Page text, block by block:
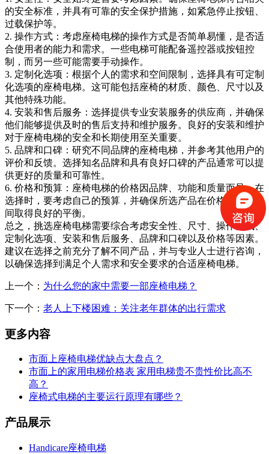
的安全标准，并具有可靠的安全保护措施，如紧急停止按钮、
过载保护等。
2. 操作方式：考虑座椅电梯的操作方式是否简单易懂，是否适
合使用者的能力和需求。一些电梯可能配备遥控器或按钮控
制，而另一些可能需要手动操作。
3. 定制化选项：根据个人的需求和空间限制，选择具有可定制
化选项的座椅电梯。这可能包括座椅的材质、颜色、尺寸以及
其他特殊功能。
4. 安装和售后服务：选择提供专业安装服务的供应商，并确保
他们能够提供及时的售后支持和维护服务。良好的安装和维护
对于座椅电梯的安全和长期使用至关重要。
5. 品牌和口碑：研究不同品牌的座椅电梯，并参考其他用户的
评价和反馈。选择知名品牌和具有良好口碑的产品通常可以提
供更好的质量和可靠性。
6. 价格和预算：座椅电梯的价格因品牌、功能和质量而异。在
选择时，要考虑自己的预算，并确保所选产品在价格和性能之
间取得良好的平衡。
总之，挑选座椅电梯需要综合考虑安全性、尺寸、操作方式、
定制化选项、安装和售后服务、品牌和口碑以及价格等因素。
建议在选择之前充分了解不同产品，并与专业人士进行咨询，
以确保选择到满足个人需求和安全要求的合适座椅电梯。
上一个： 为什么您的家中需要一部座椅电梯？
下一个： 老人上下楼困难：关注老年群体的出行需求
更多内容
市面上座椅电梯优缺点大盘点？
市面上的家用电梯价格表 家用电梯贵不贵性价比高不
高？
座椅式电梯的主要运行原理有哪些？
产品展示
Handicare座椅电梯